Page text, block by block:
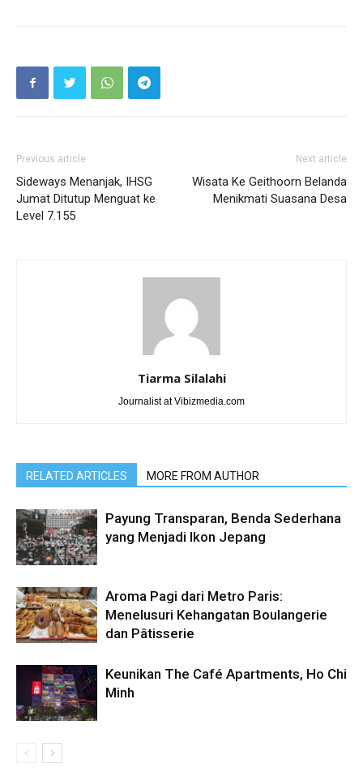
Previous article
Sideways Menanjak, IHSG
Jumat Ditutup Menguat ke
Level 7.155
Next article
Wisata Ke Geithoorn Belanda
Menikmati Suasana Desa
Tiarma Silalahi
Journalist at Vibizmedia.com
RELATED ARTICLES MORE FROM AUTHOR
Payung Transparan, Benda Sederhana
yang Menjadi Ikon Jepang
Aroma Pagi dari Metro Paris:
Menelusuri Kehangatan Boulangerie
dan Pâtisserie
Keunikan The Café Apartments, Ho Chi
Minh